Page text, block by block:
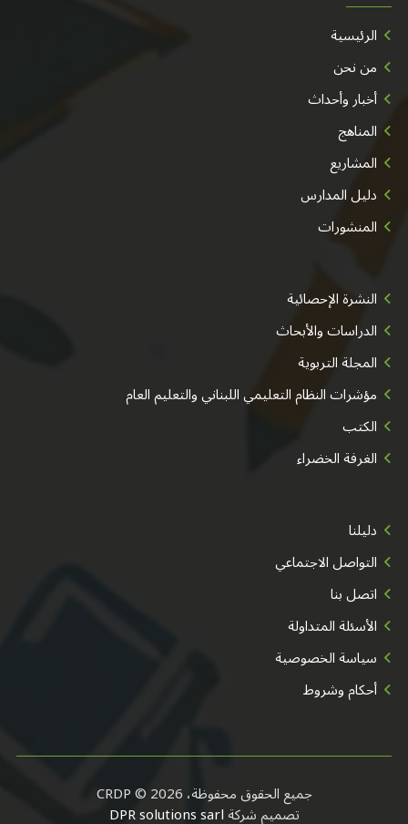
الرئيسية
من نحن
أخبار وأحداث
المناهج
المشاريع
دليل المدارس
المنشورات
النشرة الإحصائية
الدراسات والأبحاث
المجلة التربوية
مؤشرات النظام التعليمي اللبناني والتعليم العام
الكتب
الغرفة الخضراء
دليلنا
التواصل الاجتماعي
اتصل بنا
الأسئلة المتداولة
سياسة الخصوصية
أحكام وشروط
جميع الحقوق محفوظة، CRDP © 2026
تصميم شركةDPR solutions sarl